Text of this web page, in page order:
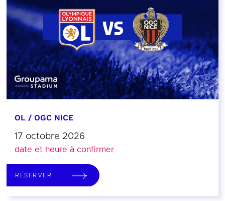
OL / OGC NICE
17 octobre 2026
date et heure à confirmer
RÉSERVER